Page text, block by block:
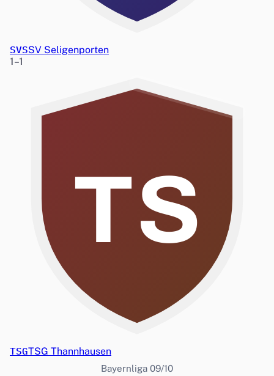
SVSSV Seligenporten
1–1
TS
TSGTSG Thannhausen
Bayernliga 09/10